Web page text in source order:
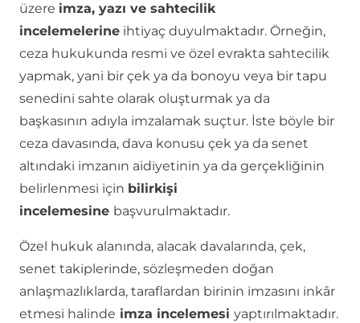
üzere imza, yazı ve sahtecilik
incelemelerine ihtiyaç duyulmaktadır. Örneğin,
ceza hukukunda resmi ve özel evrakta sahtecilik
yapmak, yani bir çek ya da bonoyu veya bir tapu
senedini sahte olarak oluşturmak ya da
başkasının adıyla imzalamak suçtur. İste böyle bir
ceza davasında, dava konusu çek ya da senet
altındaki imzanın aidiyetinin ya da gerçekliğinin
belirlenmesi için bilirkişi
incelemesine başvurulmaktadır.
Özel hukuk alanında, alacak davalarında, çek,
senet takiplerinde, sözleşmeden doğan
anlaşmazlıklarda, taraflardan birinin imzasını inkâr
etmesi halinde imza incelemesi yaptırılmaktadır.